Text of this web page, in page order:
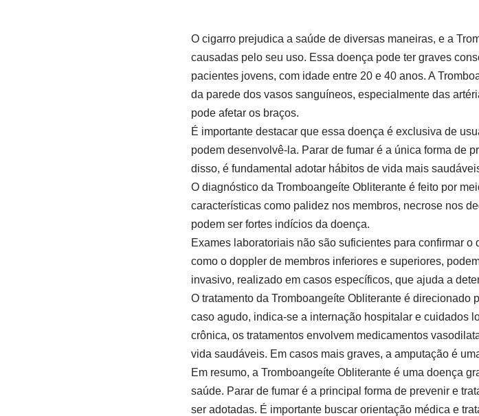
O cigarro prejudica a saúde de diversas maneiras, e a
causadas pelo seu uso. Essa doença pode ter graves
pacientes jovens, com idade entre 20 e 40 anos. A
da parede dos vasos sanguíneos, especialmente das
pode afetar os braços.
É importante destacar que essa doença é exclusiva de
podem desenvolvê-la. Parar de fumar é a única forma de
disso, é fundamental adotar hábitos de vida mais
O diagnóstico da Tromboangeíte Obliterante é feito por
características como palidez nos membros, necrose nos
podem ser fortes indícios da doença.
Exames laboratoriais não são suficientes para confirmar
como o doppler de membros inferiores e superiores,
invasivo, realizado em casos específicos, que ajuda a
O tratamento da Tromboangeíte Obliterante é direcionado
caso agudo, indica-se a internação hospitalar e cuidados
crônica, os tratamentos envolvem medicamentos
vida saudáveis. Em casos mais graves, a amputação é
Em resumo, a Tromboangeíte Obliterante é uma doença
saúde. Parar de fumar é a principal forma de prevenir e
ser adotadas. É importante buscar orientação médica e